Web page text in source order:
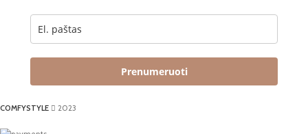
Prenumeruoti
COMFYSTYLE 2023